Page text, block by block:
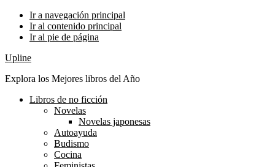
Ir a navegación principal
Ir al contenido principal
Ir al pie de página
Upline
Explora los Mejores libros del Año
Libros de no ficción
Novelas
Novelas japonesas
Autoayuda
Budismo
Cocina